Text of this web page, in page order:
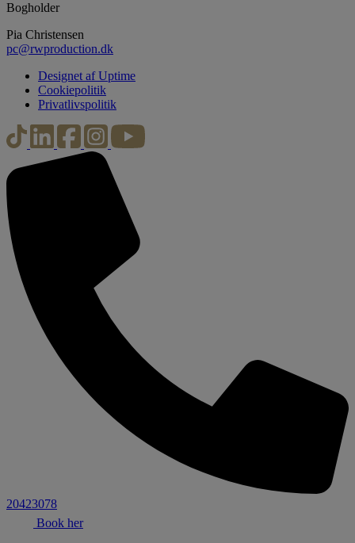
Bogholder
Pia Christensen
pc@rwproduction.dk
Designet af Uptime
Cookiepolitik
Privatlivspolitik
20423078
Book her